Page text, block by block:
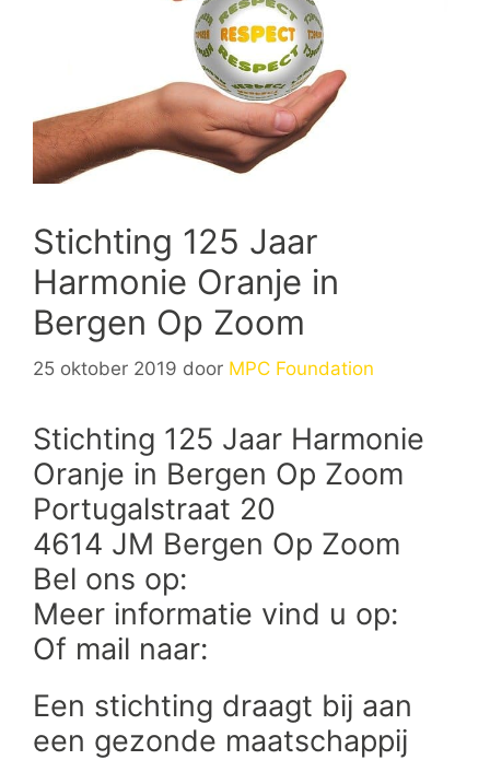
Stichting 125 Jaar
Harmonie Oranje in
Bergen Op Zoom
25 oktober 2019 door MPC Foundation
Stichting 125 Jaar Harmonie
Oranje in Bergen Op Zoom
Portugalstraat 20
4614 JM Bergen Op Zoom
Bel ons op:
Meer informatie vind u op:
Of mail naar:
Een stichting draagt bij aan
een gezonde maatschappij